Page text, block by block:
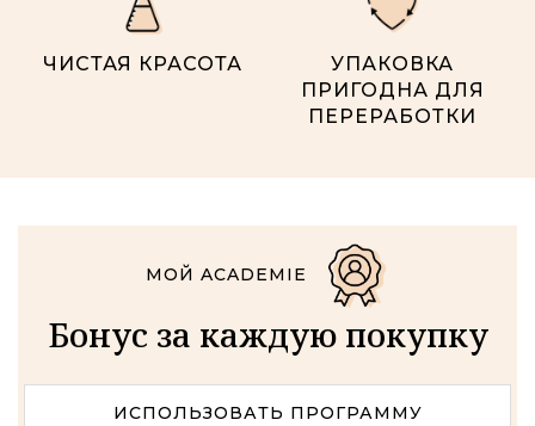
ЧИСТАЯ КРАСОТА
УПАКОВКА
ПРИГОДНА ДЛЯ
ПЕРЕРАБОТКИ
МОЙ ACADEMIE
Бонус за каждую покупку
ИСПОЛЬЗОВАТЬ ПРОГРАММУ